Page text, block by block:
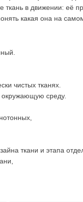
в движении: её
какая она на
чистых тканях.
окружающую среду.
ткани и этапа